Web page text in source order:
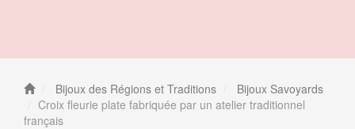
Bijoux des Régions et Traditions
Bijoux Savoyards
Croix fleurie plate fabriquée par un atelier traditionnel
français